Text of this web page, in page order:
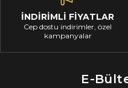
İNDİRİMLİ FİYATLAR
Cep dostu indirimler, özel
kampanyalar
E-